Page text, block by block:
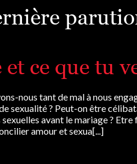
ce que tu
nous tant de mal à nous
sexualité ? Peut-on être
avant le mariage ?
amour et sexua[...]